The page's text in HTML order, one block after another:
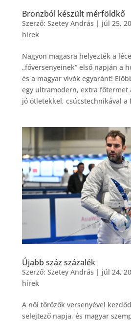
Bronzból készült mérföldkő
Szerző: Szetey András | júl 25,
hírek
Nagyon magasra helyezték a
„főversenyeinek” első napján a
és a magyar vívók egyaránt!
egy ultramodern, extra főtermet
jó ötletekkel, csúcstechnikával a
Újabb száz százalék
Szerző: Szetey András | júl 24,
hírek
A női tőrözők versenyével
selejtező napja, és magyar